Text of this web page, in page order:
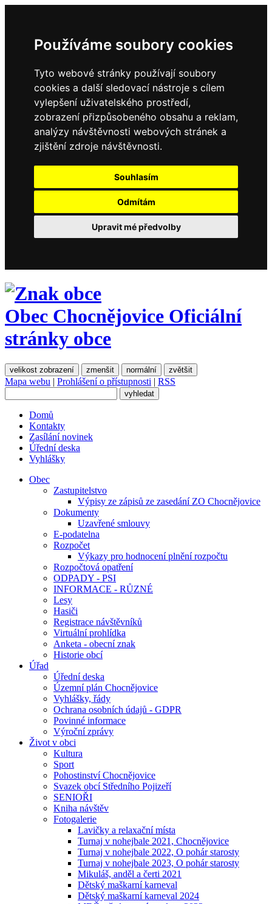
Používáme soubory cookies
Tyto webové stránky používají soubory
cookies a další sledovací nástroje s cílem
vylepšení uživatelského prostředí,
zobrazení přizpůsobeného obsahu a reklam,
analýzy návštěvnosti webových stránek a
zjištění zdroje návštěvnosti.
Souhlasím
Odmítám
Upravit mé předvolby
Obec Chocnějovice Oficiální
stránky obce
velikost zobrazení zmenšit normální zvětšit
Mapa webu | Prohlášení o přístupnosti | RSS
Domů
Kontakty
Zasílání novinek
Úřední deska
Vyhlášky
Obec
Zastupitelstvo
Výpisy ze zápisů ze zasedání ZO Chocnějovice
Dokumenty
Uzavřené smlouvy
E-podatelna
Rozpočet
Výkazy pro hodnocení plnění rozpočtu
Rozpočtová opatření
ODPADY - PSI
INFORMACE - RŮZNÉ
Lesy
Hasiči
Registrace návštěvníků
Virtuální prohlídka
Anketa - obecní znak
Historie obcí
Úřad
Úřední deska
Územní plán Chocnějovice
Vyhlášky, řády
Ochrana osobních údajů - GDPR
Povinné informace
Výroční zprávy
Život v obci
Kultura
Sport
Pohostinství Chocnějovice
Svazek obcí Středního Pojizeří
SENIOŘI
Kniha návštěv
Fotogalerie
Lavičky a relaxační místa
Turnaj v nohejbale 2021, Chocnějovice
Turnaj v nohejbale 2022, O pohár starosty
Turnaj v nohejbale 2023, O pohár starosty
Mikuláš, anděl a čerti 2021
Dětský maškarní karneval
Dětský maškarní karneval 2024